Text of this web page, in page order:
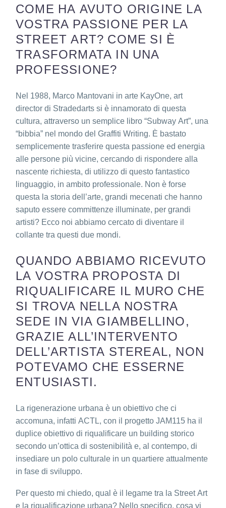
COME HA AVUTO ORIGINE LA
VOSTRA PASSIONE PER LA
STREET ART? COME SI È
TRASFORMATA IN UNA
PROFESSIONE?
Nel 1988, Marco Mantovani in arte KayOne, art
director di Stradedarts si è innamorato di questa
cultura, attraverso un semplice libro “Subway Art”, una
“bibbia” nel mondo del Graffiti Writing. È bastato
semplicemente trasferire questa passione ed energia
alle persone più vicine, cercando di rispondere alla
nascente richiesta, di utilizzo di questo fantastico
linguaggio, in ambito professionale. Non è forse
questa la storia dell’arte, grandi mecenati che hanno
saputo essere committenze illuminate, per grandi
artisti? Ecco noi abbiamo cercato di diventare il
collante tra questi due mondi.
QUANDO ABBIAMO RICEVUTO
LA VOSTRA PROPOSTA DI
RIQUALIFICARE IL MURO CHE
SI TROVA NELLA NOSTRA
SEDE IN VIA GIAMBELLINO,
GRAZIE ALL’INTERVENTO
DELL’ARTISTA STEREAL, NON
POTEVAMO CHE ESSERNE
ENTUSIASTI.
La rigenerazione urbana è un obiettivo che ci
accomuna, infatti ACTL, con il progetto JAM115 ha il
duplice obiettivo di riqualificare un building storico
secondo un’ottica di sostenibilità e, al contempo, di
insediare un polo culturale in un quartiere attualmente
in fase di sviluppo.
Per questo mi chiedo, qual è il legame tra la Street Art